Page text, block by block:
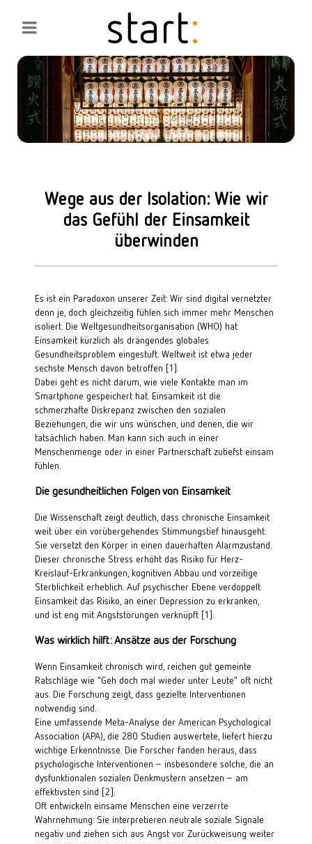
Wege aus der Isolation: Wie wir
das Gefühl der Einsamkeit
überwinden
Es ist ein Paradoxon unserer Zeit: Wir sind digital vernetzter
denn je, doch gleichzeitig fühlen sich immer mehr Menschen
isoliert. Die Weltgesundheitsorganisation (WHO) hat
Einsamkeit kürzlich als drängendes globales
Gesundheitsproblem eingestuft. Weltweit ist etwa jeder
sechste Mensch davon betroffen [1]
Dabei geht es nicht darum, wie viele Kontakte man im
Smartphone gespeichert hat. Einsamkeit ist die
schmerzhafte Diskrepanz zwischen den sozialen
Beziehungen, die wir uns wünschen, und denen, die wir
tatsächlich haben. Man kann sich auch in einer
Menschenmenge oder in einer Partnerschaft zutiefst einsam
fühlen.
Die gesundheitlichen Folgen von Einsamkeit
Die Wissenschaft zeigt deutlich, dass chronische Einsamkeit
weit über ein vorübergehendes Stimmungstief hinausgeht.
Sie versetzt den Körper in einen dauerhaften Alarmzustand.
Dieser chronische Stress erhöht das Risiko für Herz-
Kreislauf-Erkrankungen, kognitiven Abbau und vorzeitige
Sterblichkeit erheblich. Auf psychischer Ebene verdoppelt
Einsamkeit das Risiko, an einer Depression zu erkranken,
und ist eng mit Angststörungen verknüpft [1]
Was wirklich hilft: Ansätze aus der Forschung
Wenn Einsamkeit chronisch wird, reichen gut gemeinte
Ratschläge wie "Geh doch mal wieder unter Leute" oft nicht
aus. Die Forschung zeigt, dass gezielte Interventionen
notwendig sind.
Eine umfassende Meta-Analyse der American Psychological
Association (APA), die 280 Studien auswertete, liefert hierzu
wichtige Erkenntnisse. Die Forscher fanden heraus, dass
psychologische Interventionen – insbesondere solche, die an
dysfunktionalen sozialen Denkmustern ansetzen – am
effektivsten sind [2]
Oft entwickeln einsame Menschen eine verzerrte
Wahrnehmung: Sie interpretieren neutrale soziale Signale
negativ und ziehen sich aus Angst vor Zurückweisung weiter